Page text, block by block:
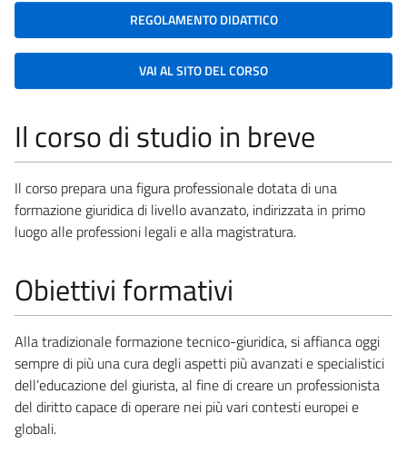
REGOLAMENTO DIDATTICO
VAI AL SITO DEL CORSO
Il corso di studio in breve
Il corso prepara una figura professionale dotata di una
formazione giuridica di livello avanzato, indirizzata in primo
luogo alle professioni legali e alla magistratura.
Obiettivi formativi
Alla tradizionale formazione tecnico-giuridica, si affianca oggi
sempre di più una cura degli aspetti più avanzati e specialistici
dell’educazione del giurista, al fine di creare un professionista
del diritto capace di operare nei più vari contesti europei e
globali.